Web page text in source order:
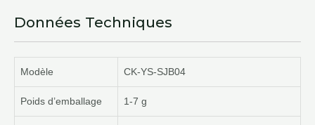
Données Techniques
Modèle CK-YS-SJB04
Poids d’emballage 1-7 g